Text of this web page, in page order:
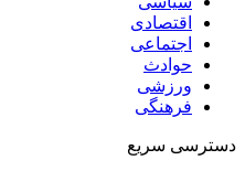
اقتصادی
اجتماعی
حوادث
ورزشی
فرهنگی
دسترسی سریع